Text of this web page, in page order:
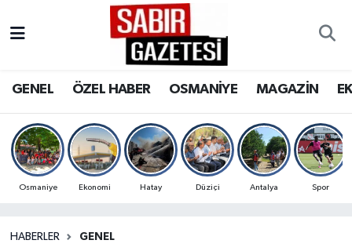
GENEL ÖZEL HABER OSMANİYE MAGAZİN
Osmaniye Ekonomi Hatay Düziçi Antalya Spor
HABERLER GENEL
OSMANİYE
MAGAZİN
Osmaniye Nöbetçi Eczaneler
Osmaniye Trafik Yoğunluk Haritası
Süper Lig Puan Durumu ve Fikstür